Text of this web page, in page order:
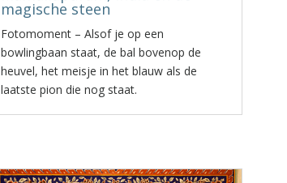
magische steen
Fotomoment – Alsof je op een
bowlingbaan staat, de bal bovenop de
heuvel, het meisje in het blauw als de
laatste pion die nog staat.